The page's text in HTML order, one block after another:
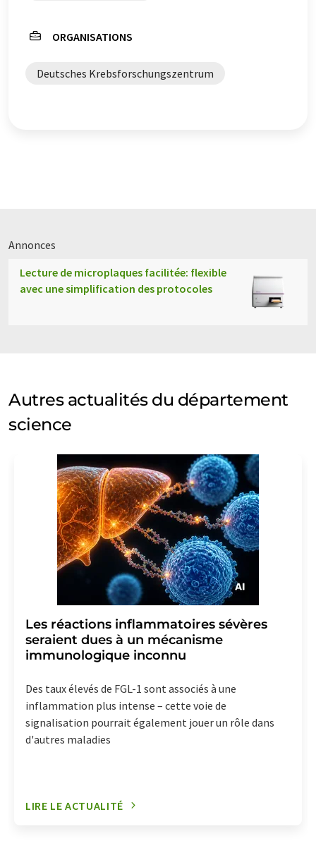
ORGANISATIONS
Deutsches Krebsforschungszentrum
Annonces
Lecture de microplaques facilitée: flexible
avec une simplification des protocoles
Autres actualités du département
science
Les réactions inflammatoires sévères
seraient dues à un mécanisme
immunologique inconnu
Des taux élevés de FGL-1 sont associés à une
inflammation plus intense – cette voie de
signalisation pourrait également jouer un rôle dans
d'autres maladies
LIRE LE ACTUALITÉ